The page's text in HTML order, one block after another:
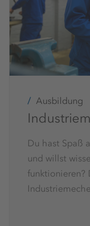
Ausbildung
Du hast Spaß
und willst
funktionieren?